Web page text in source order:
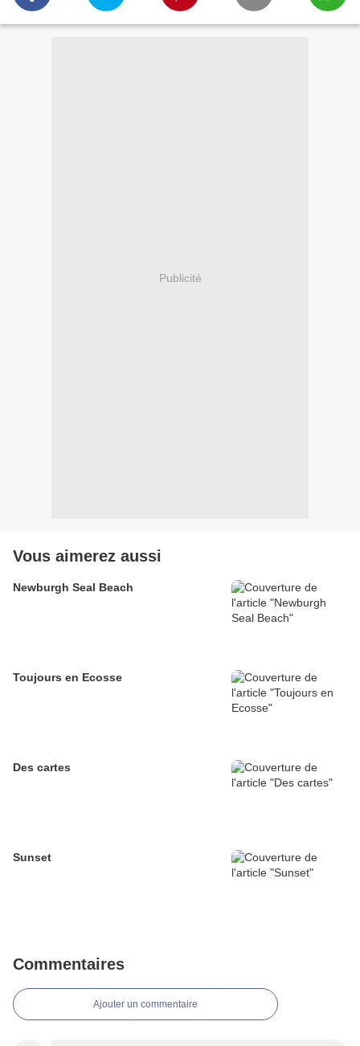
Publicité
Vous aimerez aussi
Newburgh Seal Beach
Toujours en Ecosse
Des cartes
Sunset
Commentaires
Ajouter un commentaire